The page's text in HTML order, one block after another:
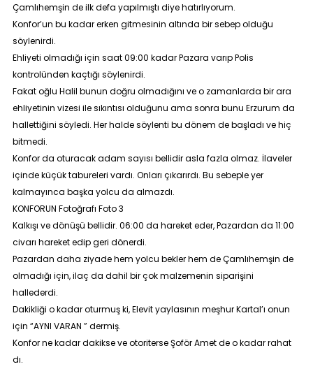
Çamlıhemşin de ilk defa yapılmıştı diye hatırlıyorum.
Konfor’un bu kadar erken gitmesinin altında bir sebep olduğu
söylenirdi.
Ehliyeti olmadığı için saat 09:00 kadar Pazara varıp Polis
kontrolünden kaçtığı söylenirdi.
Fakat oğlu Halil bunun doğru olmadığını ve o zamanlarda bir ara
ehliyetinin vizesi ile sıkıntısı olduğunu ama sonra bunu Erzurum da
hallettiğini söyledi. Her halde söylenti bu dönem de başladı ve hiç
bitmedi.
Konfor da oturacak adam sayısı bellidir asla fazla olmaz. İlaveler
içinde küçük tabureleri vardı. Onları çıkarırdı. Bu sebeple yer
kalmayınca başka yolcu da almazdı.
KONFORUN Fotoğrafı Foto 3
Kalkışı ve dönüşü bellidir. 06:00 da hareket eder, Pazardan da 11:00
civarı hareket edip geri dönerdi.
Pazardan daha ziyade hem yolcu bekler hem de Çamlıhemşin de
olmadığı için, ilaç da dahil bir çok malzemenin siparişini
hallederdi.
Dakikliği o kadar oturmuş ki, Elevit yaylasının meşhur Kartal’ı onun
için “AYNI VARAN ” dermiş.
Konfor ne kadar dakikse ve otoriterse Şoför Amet de o kadar rahat
dı.